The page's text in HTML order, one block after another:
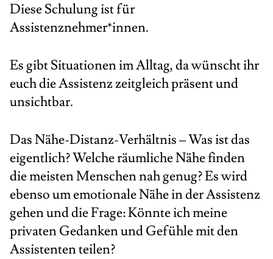
Diese Schulung ist für
Assistenznehmer*innen.
Es gibt Situationen im Alltag, da wünscht ihr
euch die Assistenz zeitgleich präsent und
unsichtbar.
Das Nähe-Distanz-Verhältnis – Was ist das
eigentlich? Welche räumliche Nähe finden
die meisten Menschen nah genug? Es wird
ebenso um emotionale Nähe in der Assistenz
gehen und die Frage: Könnte ich meine
privaten Gedanken und Gefühle mit den
Assistenten teilen?